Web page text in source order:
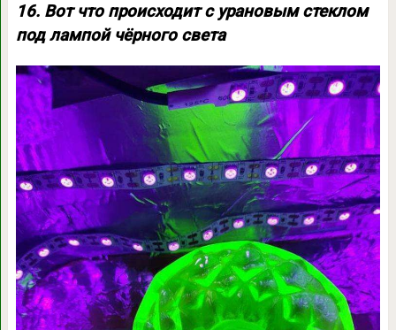
16. Вот что происходит с урановым стеклом
под лампой чёрного света